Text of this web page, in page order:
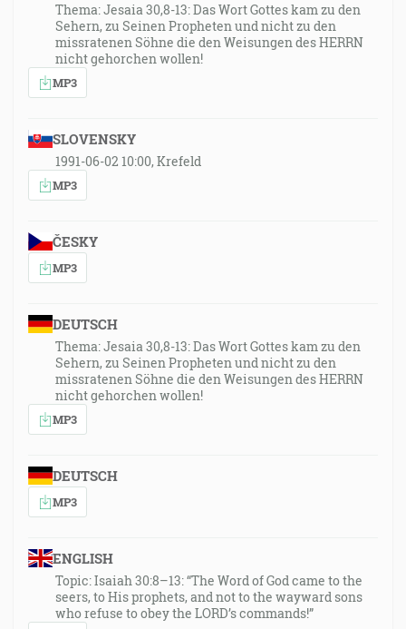
Thema: Jesaia 30,8-13: Das Wort Gottes kam zu den
Sehern, zu Seinen Propheten und nicht zu den
missratenen Söhne die den Weisungen des HERRN
nicht gehorchen wollen!
MP3
SLOVENSKY
1991-06-02 10:00, Krefeld
MP3
ČESKY
MP3
DEUTSCH
Thema: Jesaia 30,8-13: Das Wort Gottes kam zu den
Sehern, zu Seinen Propheten und nicht zu den
missratenen Söhne die den Weisungen des HERRN
nicht gehorchen wollen!
MP3
DEUTSCH
MP3
ENGLISH
Topic: Isaiah 30:8–13: “The Word of God came to the
seers, to His prophets, and not to the wayward sons
who refuse to obey the LORD’s commands!”